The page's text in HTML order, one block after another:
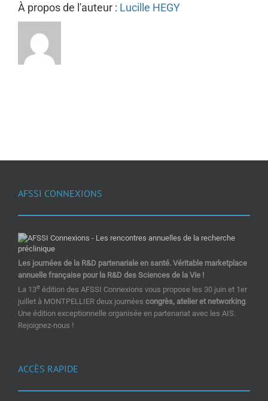
À propos de l'auteur : Lucille HEGY
AFSSI CONNEXIONS
Les journées de la R&D partenariale en santé. Véritable marketplace
annuelle française pour la R&D des Sciences de la Vie !
La 13e édition des AFSSI Connexions vous propose les 30 juin et 1er
juillet à MONTPELLIER deux journées congrès, atelier et networking.
Une édition exceptionnelle organisée en partenariat avec les AIS.
Rejoignez-nous !
ACCÈS RAPIDE